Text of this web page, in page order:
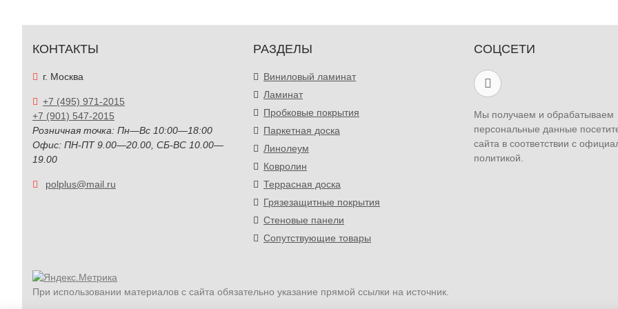
КОНТАКТЫ
г. Москва
+7 (495) 971-2015
+7 (901) 547-2015
Розничная точка: Пн—Вс 10:00—18:00
Офис: ПН-ПТ 9.00—20.00, СБ-ВС 10.00—
19.00
polplus@mail.ru
РАЗДЕЛЫ
Виниловый ламинат
Ламинат
Пробковые покрытия
Паркетная доска
Линолеум
Ковролин
Террасная доска
Грязезащитные покрытия
Стеновые панели
Сопутствующие товары
СОЦСЕТИ
Мы получаем и обрабатываем
персональные данные
сайта в соответствии с
политикой.
При использовании материалов с сайта обязательно указание прямой ссылки на источник.